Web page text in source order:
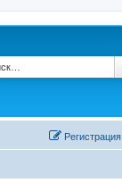
Регистрация